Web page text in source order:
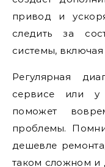
привод и
следить за
системы, включая
Регулярная
сервисе или у
поможет
проблемы.
дешевле
таком сложном и